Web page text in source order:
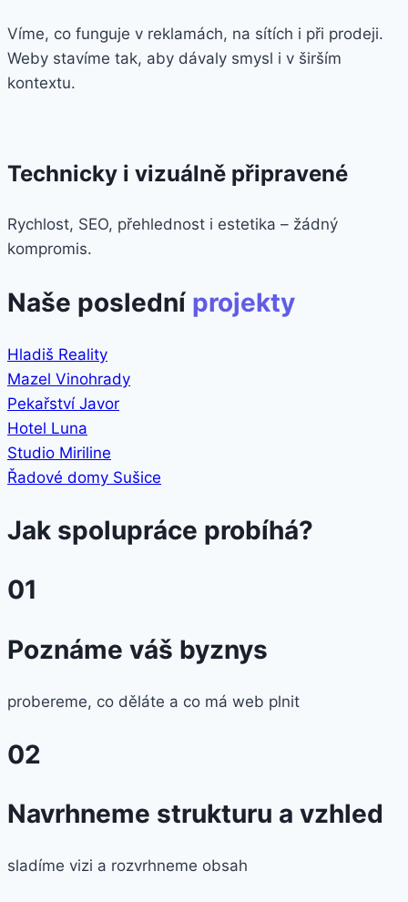
Víme, co funguje v reklamách, na sítích i při prodeji.
Weby stavíme tak, aby dávaly smysl i v širším
kontextu.
Technicky i vizuálně připravené
Rychlost, SEO, přehlednost i estetika – žádný
kompromis.
Naše poslední projekty
Hladiš Reality
Mazel Vinohrady
Pekařství Javor
Hotel Luna
Studio Miriline
Řadové domy Sušice
Jak spolupráce probíhá?
01
Poznáme váš byznys
probereme, co děláte a co má web plnit
02
Navrhneme strukturu a vzhled
sladíme vizi a rozvrhneme obsah